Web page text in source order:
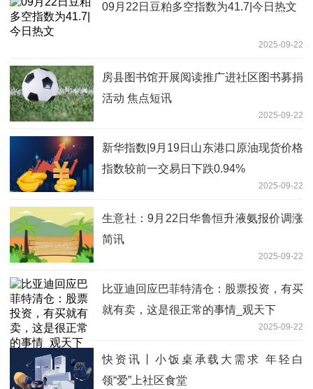
09月22日豆粕多空指数为41.7|今日热文
2025-09-22
房县图书馆开展阅读推广进社区图书募捐
活动 焦点短讯
2025-09-22
新华指数|9月19日山东港口原油现货价格
指数较前一交易日下跌0.94%
2025-09-22
生意社：9月22日华鲁恒升液氨报价调涨
简讯
2025-09-22
比亚迪回应巴菲特清仓：股票投资，有买
就有卖，这是很正常的事情_观天下
2025-09-22
快资讯丨小饭桌承载大需求 年轻白
领“爱”上社区食堂